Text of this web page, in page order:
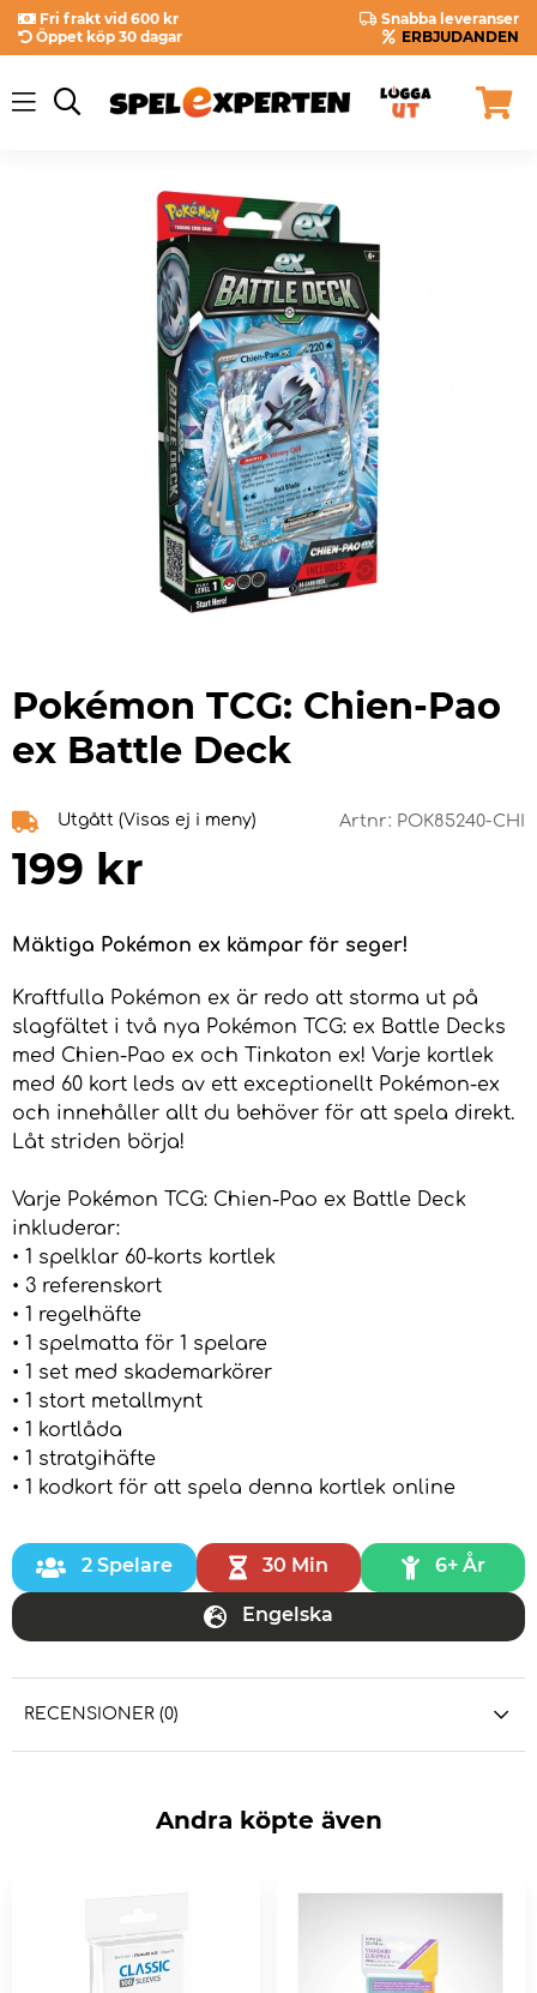
Fri frakt vid 600 kr
Snabba leveranser
Öppet köp 30 dagar
ERBJUDANDEN
Pokémon TCG: Chien-Pao
ex Battle Deck
Utgått (Visas ej i meny) Artnr: POK85240-CHI
199 kr
Mäktiga Pokémon ex kämpar för seger!
Kraftfulla Pokémon ex är redo att storma ut på
slagfältet i två nya Pokémon TCG: ex Battle Decks
med Chien-Pao ex och Tinkaton ex! Varje kortlek
med 60 kort leds av ett exceptionellt Pokémon-ex
och innehåller allt du behöver för att spela direkt.
Låt striden börja!
Varje Pokémon TCG: Chien-Pao ex Battle Deck
inkluderar:
• 1 spelklar 60-korts kortlek
• 3 referenskort
• 1 regelhäfte
• 1 spelmatta för 1 spelare
• 1 set med skademarkörer
• 1 stort metallmynt
• 1 kortlåda
• 1 stratgihäfte
• 1 kodkort för att spela denna kortlek online
2 Spelare 30 Min 6+ År
Engelska
RECENSIONER (0)
Andra köpte även